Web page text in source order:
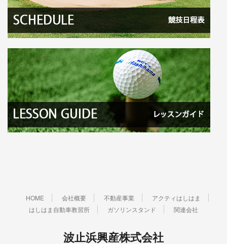
HOME 会社概要 不動産事業
アクティはしはま
はしはま自動車教習所
ガソリンスタンド 関連会社
波止浜興産株式会社